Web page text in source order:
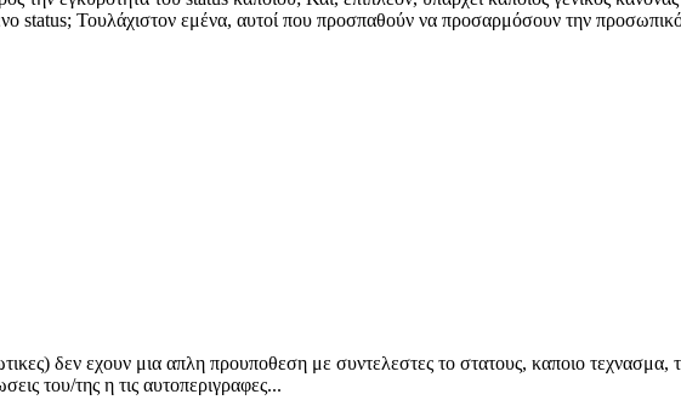
status; Τουλάχιστον εμένα, αυτοί που προσπαθούν να προσαρμόσουν την
δεν εχουν μια απλη προυποθεση με συντελεστες το στατους, καποιο τεχνασμα,
του/της η τις αυτοπεριγραφες...